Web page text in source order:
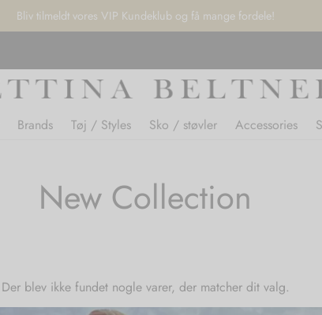
Bliv tilmeldt vores VIP Kundeklub og få mange fordele!
Brands Tøj / Styles Sko / støvler Accessories
New Collection
Der blev ikke fundet nogle varer, der matcher dit valg.